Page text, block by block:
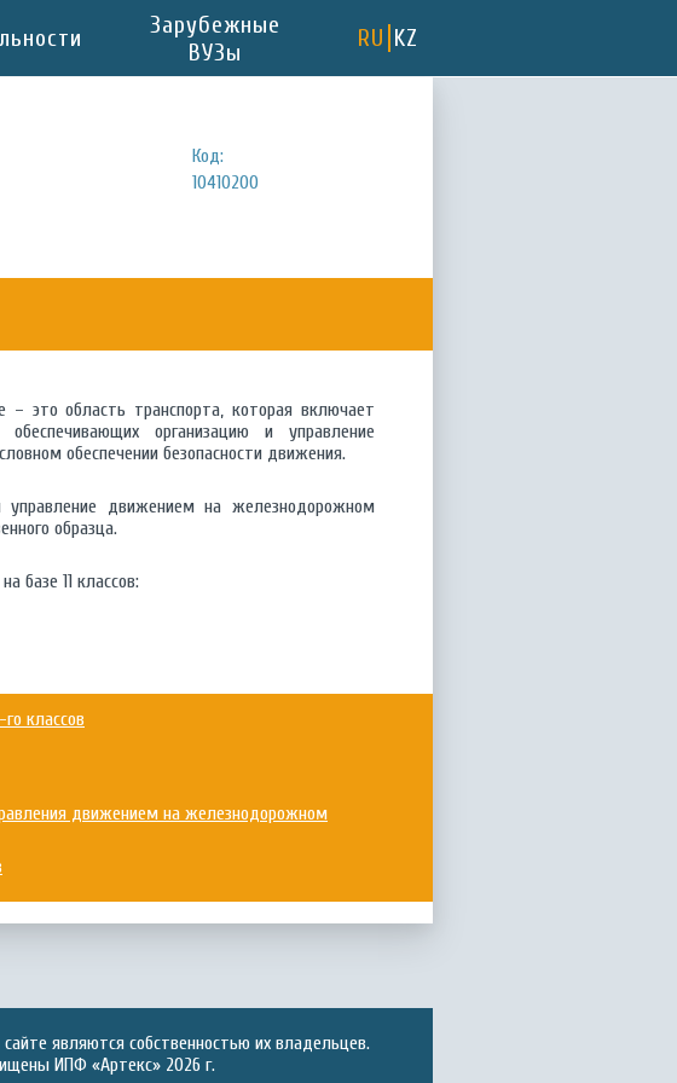
Зарубежные
ВУЗы
RU KZ
Код:
10410200
– это область транспорта, которая включает
организацию и управление
обеспечении безопасности движения.
управление движением на железнодорожном
образца.
базе 11 классов:
классов
движением на железнодорожном
являются собственностью их владельцев.
ИПФ «Артекс» 2026 г.